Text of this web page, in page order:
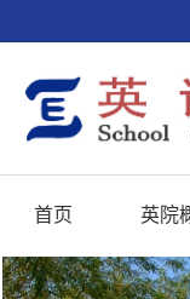
首页 英院